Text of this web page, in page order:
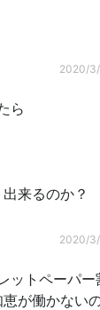
2020/
ら
来るのか？
2020/
ットペーパ
が働かない